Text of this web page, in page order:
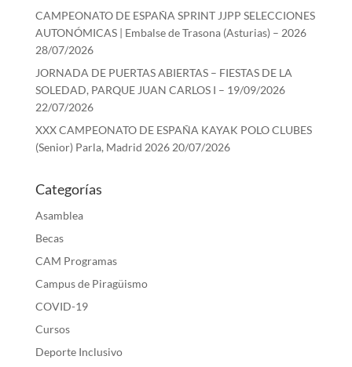
CAMPEONATO DE ESPAÑA SPRINT JJPP SELECCIONES
AUTONÓMICAS | Embalse de Trasona (Asturias) – 2026
28/07/2026
JORNADA DE PUERTAS ABIERTAS – FIESTAS DE LA
SOLEDAD, PARQUE JUAN CARLOS I – 19/09/2026
22/07/2026
XXX CAMPEONATO DE ESPAÑA KAYAK POLO CLUBES
(Senior) Parla, Madrid 2026 20/07/2026
Categorías
Asamblea
Becas
CAM Programas
Campus de Piragüismo
COVID-19
Cursos
Deporte Inclusivo